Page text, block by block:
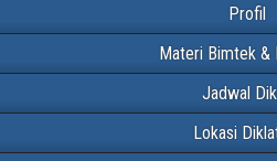
Profil
Materi Bimtek &
Jadwal
Lokasi